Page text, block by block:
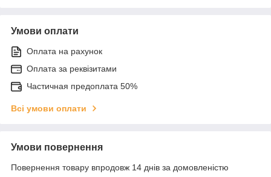
Умови оплати
Оплата на рахунок
Оплата за реквізитами
Частичная предоплата 50%
Всі умови оплати
Умови повернення
Повернення товару впродовж 14 днів за домовленістю